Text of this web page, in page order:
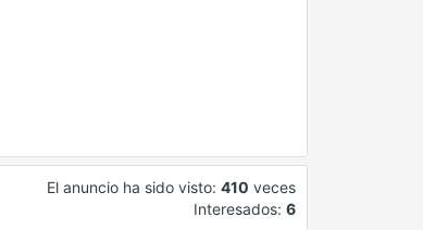
El anuncio ha sido visto: 410 veces
Interesados: 6